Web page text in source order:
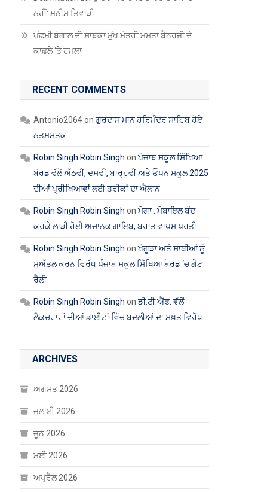
ਨਹੀਂ: ਮਨੀਸ਼ ਤਿਵਾੜੀ
ਪੱਛਮੀ ਬੰਗਾਲ ਦੀ ਸਾਬਕਾ ਮੁੱਖ ਮੰਤਰੀ ਮਮਤਾ ਬੈਨਰਜੀ ਦੇ
ਕਾਫ਼ਲੇ ‘ਤੇ ਹਮਲਾ
RECENT COMMENTS
Antonio2064onਗੁਰਦਾਸ ਮਾਨ ਹਰਿਮੰਦਰ ਸਾਹਿਬ ਹੋਏ
ਨਤਮਸਤਕ
Robin Singh Robin Singh onਪੰਜਾਬ ਸਕੂਲ ਸਿੱਖਿਆ
ਬੋਰਡ ਵੱਲੋਂ ਅੱਠਵੀਂ, ਦਸਵੀਂ, ਬਾਰ੍ਹਵੀਂ ਅਤੇ ਓਪਨ ਸਕੂਲ 2025
ਦੀਆਂ ਪ੍ਰੀਖਿਆਵਾਂ ਲਈ ਤਰੀਕਾਂ ਦਾ ਐਲਾਨ
Robin Singh Robin Singh onਮੋਗਾ : ਮੋਬਾਇਲ ਬੰਦ
ਕਰਕੇ ਲਾੜੀ ਹੋਈ ਅਚਾਨਕ ਗਾਇਬ, ਬਰਾਤ ਵਾਪਸ ਪਰਤੀ
Robin Singh Robin Singh onਖੰਗੂੜਾ ਅਤੇ ਸਾਥੀਆਂ ਨੂੰ
ਮੁਅੱਤਲ ਕਰਨ ਵਿਰੁੱਧ ਪੰਜਾਬ ਸਕੂਲ ਸਿੱਖਿਆ ਬੋਰਡ ‘ਚ ਗੇਟ
ਰੈਲੀ
Robin Singh Robin Singh onਡੀ.ਟੀ.ਐੱਫ. ਵੱਲੋਂ
ਲੈਕਚਰਾਰਾਂ ਦੀਆਂ ਡਾਈਟਾਂ ਵਿੱਚ ਬਦਲੀਆਂ ਦਾ ਸਖ਼ਤ ਵਿਰੋਧ
ARCHIVES
ਅਗਸਤ 2026
ਜੁਲਾਈ 2026
ਜੂਨ 2026
ਮਈ 2026
ਅਪ੍ਰੈਲ 2026